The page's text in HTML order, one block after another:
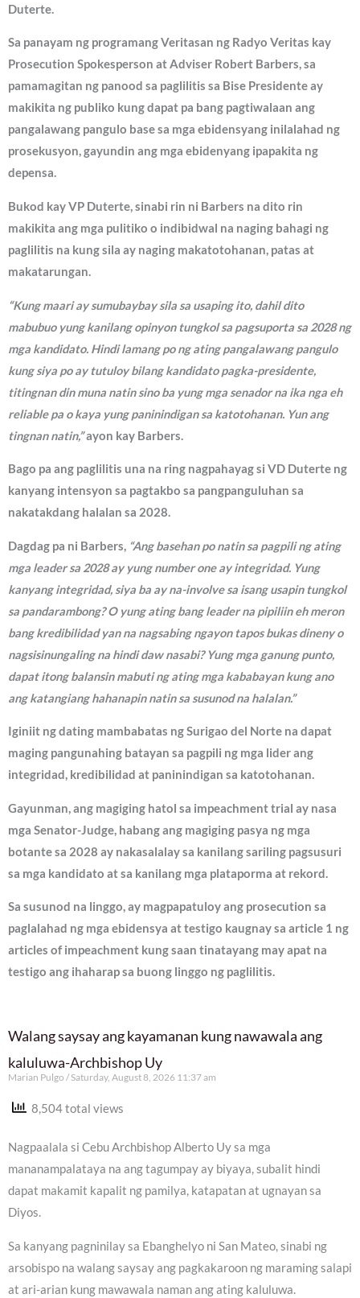
Duterte.
Sa panayam ng programang Veritasan ng Radyo Veritas kay
Prosecution Spokesperson at Adviser Robert Barbers, sa
pamamagitan ng panood sa paglilitis sa Bise Presidente ay
makikita ng publiko kung dapat pa bang pagtiwalaan ang
pangalawang pangulo base sa mga ebidensyang inilalahad ng
prosekusyon, gayundin ang mga ebidenyang ipapakita ng
depensa.
Bukod kay VP Duterte, sinabi rin ni Barbers na dito rin
makikita ang mga pulitiko o indibidwal na naging bahagi ng
paglilitis na kung sila ay naging makatotohanan, patas at
makatarungan.
“Kung maari ay sumubaybay sila sa usaping ito, dahil dito
mabubuo yung kanilang opinyon tungkol sa pagsuporta sa 2028 ng
mga kandidato. Hindi lamang po ng ating pangalawang pangulo
kung siya po ay tutuloy bilang kandidato pagka-presidente,
titingnan din muna natin sino ba yung mga senador na ika nga eh
reliable pa o kaya yung paninindigan sa katotohanan. Yun ang
tingnan natin,”ayon kay Barbers.
Bago pa ang paglilitis una na ring nagpahayag si VD Duterte ng
kanyang intensyon sa pagtakbo sa pangpanguluhan sa
nakatakdang halalan sa 2028.
Dagdag pa ni Barbers, “Ang basehan po natin sa pagpili ng ating
mga leader sa 2028 ay yung number one ay integridad. Yung
kanyang integridad, siya ba ay na-involve sa isang usapin tungkol
sa pandarambong? O yung ating bang leader na pipiliin eh meron
bang kredibilidad yan na nagsabing ngayon tapos bukas dineny o
nagsisinungaling na hindi daw nasabi? Yung mga ganung punto,
dapat itong balansin mabuti ng ating mga kababayan kung ano
ang katangiang hahanapin natin sa susunod na halalan.”
Iginiit ng dating mambabatas ng Surigao del Norte na dapat
maging pangunahing batayan sa pagpili ng mga lider ang
integridad, kredibilidad at paninindigan sa katotohanan.
Gayunman, ang magiging hatol sa impeachment trial ay nasa
mga Senator-Judge, habang ang magiging pasya ng mga
botante sa 2028 ay nakasalalay sa kanilang sariling pagsusuri
sa mga kandidato at sa kanilang mga plataporma at rekord.
Sa susunod na linggo, ay magpapatuloy ang prosecution sa
paglalahad ng mga ebidensya at testigo kaugnay sa article 1 ng
articles of impeachment kung saan tinatayang may apat na
testigo ang ihaharap sa buong linggo ng paglilitis.
Walang saysay ang kayamanan kung nawawala ang
kaluluwa-Archbishop Uy
Marian Pulgo Saturday, August 8, 2026 11:37 am
8,504 total views
Nagpaalala si Cebu Archbishop Alberto Uy sa mga
mananampalataya na ang tagumpay ay biyaya, subalit hindi
dapat makamit kapalit ng pamilya, katapatan at ugnayan sa
Diyos.
Sa kanyang pagninilay sa Ebanghelyo ni San Mateo, sinabi ng
arsobispo na walang saysay ang pagkakaroon ng maraming salapi
at ari-arian kung mawawala naman ang ating kaluluwa.